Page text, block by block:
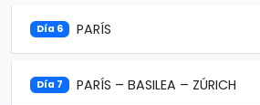
Día 6 PARÍS
Día 7 PARÍS – BASILEA – ZÚRICH